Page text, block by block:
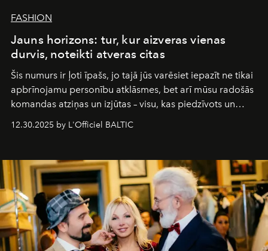
FASHION
Jauns horizons: tur, kur aizveras vienas
durvis, noteikti atveras citas
Šis numurs ir ļoti īpašs, jo tajā jūs varēsiet iepazīt ne tikai
apbrīnojamu personību atklāsmes, bet arī mūsu radošās
komandas atziņas un izjūtas – visu, kas piedzīvots un
pārdzīvots šo gandrīz 20 gadu laikā, veidojot žurnālu.
Šajā brīdī mums svarīgi pateikties visiem, kas bija kopā
sākums. Ar vissirsnīgākajiem laba vēlējumiem jūsu
L’Officiel Baltic
komanda.
12.30.2025 by L'Officiel BALTIC